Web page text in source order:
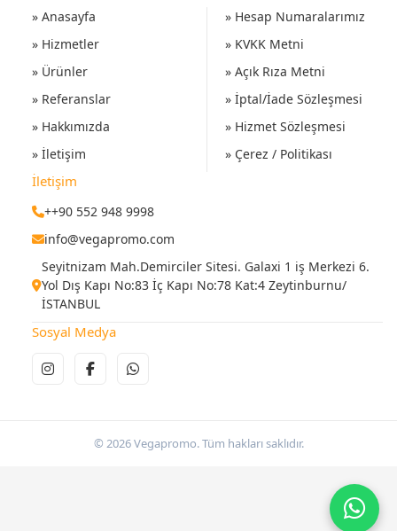
» Anasayfa
» Hizmetler
» Ürünler
» Referanslar
» Hakkımızda
» İletişim
» Hesap Numaralarımız
» KVKK Metni
» Açık Rıza Metni
» İptal/İade Sözleşmesi
» Hizmet Sözleşmesi
» Çerez / Politikası
İletişim
++90 552 948 9998
info@vegapromo.com
Seyitnizam Mah.Demirciler Sitesi. Galaxi 1 iş Merkezi 6.
Yol Dış Kapı No:83 İç Kapı No:78 Kat:4 Zeytinburnu/
İSTANBUL
Sosyal Medya
© 2026 Vegapromo. Tüm hakları saklıdır.